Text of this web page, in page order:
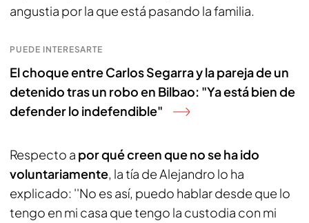
angustia por la que está pasando la familia.
PUEDE INTERESARTE
El choque entre Carlos Segarra y la pareja de un
detenido tras un robo en Bilbao: "Ya está bien de
defender lo indefendible"
Respecto a por qué creen que no se ha ido
voluntariamente, la tía de Alejandro lo ha
explicado: ''No es así, puedo hablar desde que lo
tengo en mi casa que tengo la custodia con mi